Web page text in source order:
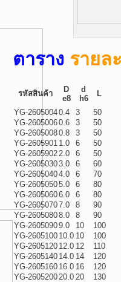
ตาราง รายล
รหัสสินค้า
D
e8
d
h6
L
YG-26050040.4 3
50
YG-26050060.6 3
50
YG-26050080.8 3
50
YG-2605901 1.0 6
50
YG-26059022.0 6
50
YG-26050303.0 6
60
YG-26050404.0 6
70
YG-26050505.0 6
80
YG-26050606.0 6
80
YG-26050707.0 8
90
YG-26050808.0 8
90
YG-26050909.0 10
100
YG-2605100 10.0 10
100
YG-2605120 12.0 12
110
YG-2605140 14.0 14
120
YG-2605160 16.0 16
120
YG-260520020.0 20
130